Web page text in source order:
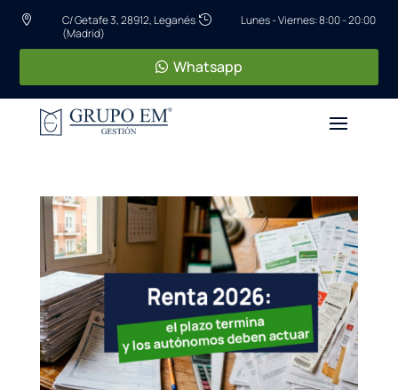

C/ Getafe 3, 28912, Leganés
(Madrid)
 Lunes - Viernes: 8:00 - 20:00
Whatsapp